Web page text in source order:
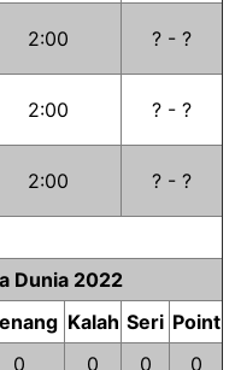
2:00 ? - ?
2:00 ? - ?
2:00 ? - ?
Dunia 2022
Kalah Seri Point
0 0 0 0